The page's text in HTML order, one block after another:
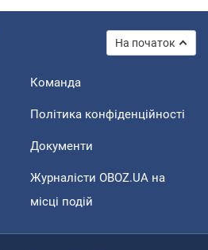
На початок
Команда
Політика конфіденційності
Документи
Журналісти OBOZ.UA на
місці подій